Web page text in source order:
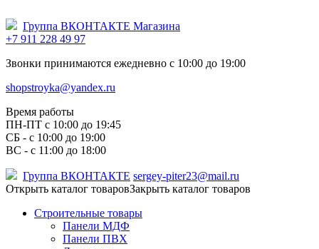
Группа ВКОНТАКТЕ Магазина
+7 911 228 49 97
Звонки принимаются ежедневно с 10:00 до 19:00
shopstroyka@yandex.ru
Время работы
ПН-ПТ c 10:00 до 19:45
СБ - с 10:00 до 19:00
ВС - с 11:00 до 18:00
Группа ВКОНТАКТЕ sergey-piter23@mail.ru
Открыть каталог товаровЗакрыть каталог товаров
Строительные товары
Панели МДФ
Панели ПВХ